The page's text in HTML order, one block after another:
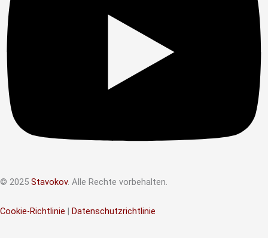
© 2025 Stavokov. Alle Rechte vorbehalten.
Cookie-Richtlinie Datenschutzrichtlinie